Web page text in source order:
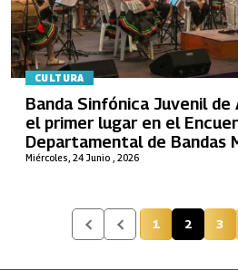
CULTURA
Miércoles, 24 Junio , 2026
Banda Sinfónica Juvenil
el primer lugar en el
Departamental de Bandas
“Milcíades Chato Durán”
Página
1 Página
2 3